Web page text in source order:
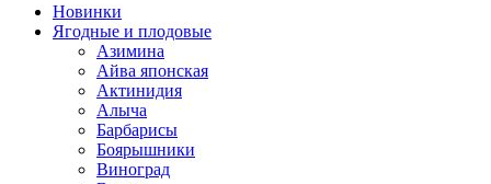
Новинки
Ягодные и плодовые
Азимина
Айва японская
Актинидия
Алыча
Барбарисы
Боярышники
Виноград